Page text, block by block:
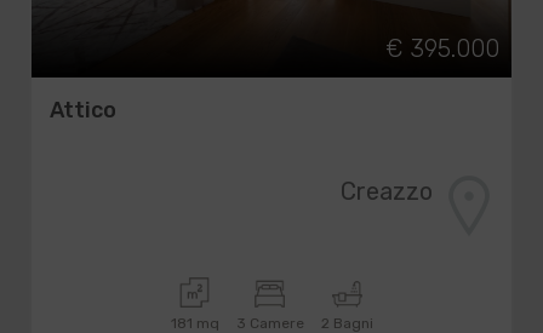
€ 395.000
Attico
Creazzo
181 mq 3 Camere 2 Bagni